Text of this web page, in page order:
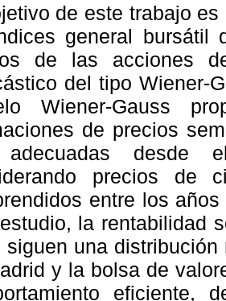
de este trabajo
general bursátil
de las acciones
del tipo Wiener-
Wiener-Gauss
de precios
desde
precios de
entre los
la rentabilidad
siguen una
y la bolsa de